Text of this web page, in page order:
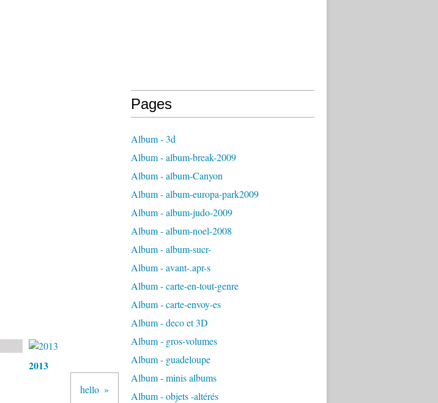
2013
hello
Pages
Album - 3d
Album - album-break-2009
Album - album-Canyon
Album - album-europa-park2009
Album - album-judo-2009
Album - album-noel-2008
Album - album-sucr-
Album - avant-.apr-s
Album - carte-en-tout-genre
Album - carte-envoy-es
Album - deco et 3D
Album - gros-volumes
Album - guadeloupe
Album - minis albums
Album - objets -altérés